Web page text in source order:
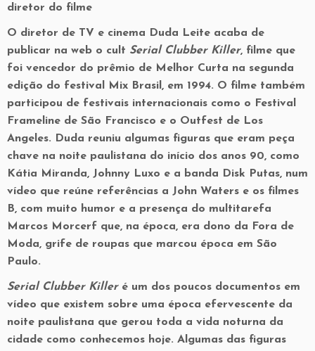
diretor do filme
O diretor de TV e cinema Duda Leite acaba de
publicar na web o cult Serial Clubber Killer, filme que
foi vencedor do prêmio de Melhor Curta na segunda
edição do festival Mix Brasil, em 1994. O filme também
participou de festivais internacionais como o Festival
Frameline de São Francisco e o Outfest de Los
Angeles. Duda reuniu algumas figuras que eram peça
chave na noite paulistana do início dos anos 90, como
Kátia Miranda, Johnny Luxo e a banda Disk Putas, num
vídeo que reúne referências a John Waters e os filmes
B, com muito humor e a presença do multitarefa
Marcos Morcerf que, na época, era dono da Fora de
Moda, grife de roupas que marcou época em São
Paulo.
Serial Clubber Killeré um dos poucos documentos em
vídeo que existem sobre uma época efervescente da
noite paulistana que gerou toda a vida noturna da
cidade como conhecemos hoje. Algumas das figuras